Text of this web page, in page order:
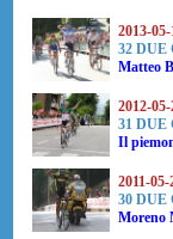
2013-05-
32
Matteo
2012-05-
31
Il
2011-05-
30
Moreno